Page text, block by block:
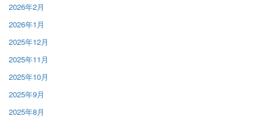
2026年2月
2026年1月
2025年12月
2025年11月
2025年10月
2025年9月
2025年8月